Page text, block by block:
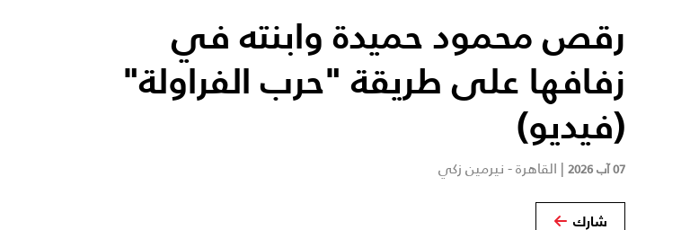
رقص محمود حميدة وابنته في
زفافها على طريقة "حرب الفراولة"
(فيديو)
07 آب 2026 | القاهرة - نيرمين زكي
شارك